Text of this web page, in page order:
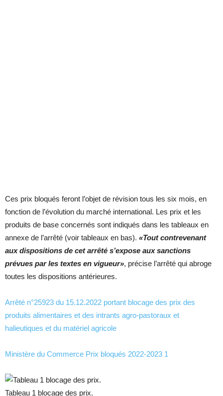
Ces prix bloqués feront l’objet de révision tous les six mois, en
fonction de l’évolution du marché international. Les prix et les
produits de base concernés sont indiqués dans les tableaux en
annexe de l’arrêté (voir tableaux en bas). «Tout contrevenant
aux dispositions de cet arrêté s’expose aux sanctions
prévues par les textes en vigueur», précise l’arrêté qui abroge
toutes les dispositions antérieures.
Arrêté n°25923 du 15.12.2022 portant blocage des prix des
produits alimentaires et des intrants agro-pastoraux et
halieutiques et du matériel agricole
Ministère du Commerce Prix bloqués 2022-2023 1
Tableau 1 blocage des prix.